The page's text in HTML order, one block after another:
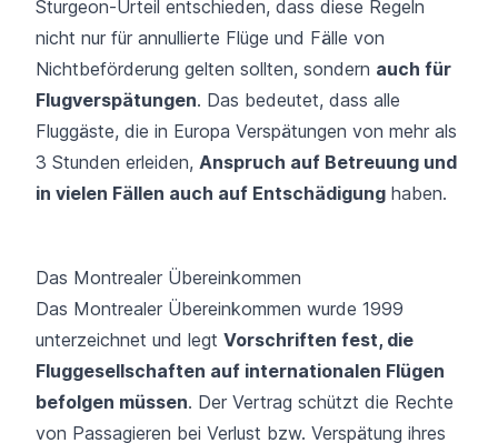
Sturgeon-Urteil entschieden, dass diese Regeln
nicht nur für annullierte Flüge und Fälle von
Nichtbeförderung gelten sollten, sondern auch für
Flugverspätungen. Das bedeutet, dass alle
Fluggäste, die in Europa Verspätungen von mehr als
3 Stunden erleiden, Anspruch auf Betreuung und
in vielen Fällen auch auf Entschädigung haben.
Das Montrealer Übereinkommen
Das Montrealer Übereinkommen wurde 1999
unterzeichnet und legt Vorschriften fest, die
Fluggesellschaften auf internationalen Flügen
befolgen müssen. Der Vertrag schützt die Rechte
von Passagieren bei Verlust bzw. Verspätung ihres